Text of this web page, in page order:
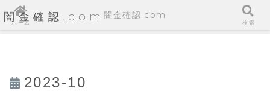
闇金確認.com
2023-10
ホーム
闇金確認.com
検索